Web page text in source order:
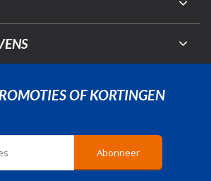
OF KORTINGEN
Abonneer